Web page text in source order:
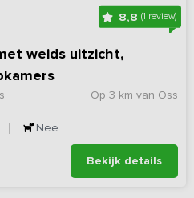
8,8 (1 review)
weids uitzicht,
Op 3 km van Oss
Nee
Bekijk details